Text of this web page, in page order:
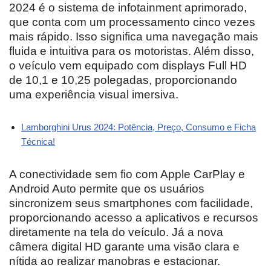
2024 é o sistema de infotainment aprimorado,
que conta com um processamento cinco vezes
mais rápido. Isso significa uma navegação mais
fluida e intuitiva para os motoristas. Além disso,
o veículo vem equipado com displays Full HD
de 10,1 e 10,25 polegadas, proporcionando
uma experiência visual imersiva.
Lamborghini Urus 2024: Potência, Preço, Consumo e Ficha
Técnica!
A conectividade sem fio com Apple CarPlay e
Android Auto permite que os usuários
sincronizem seus smartphones com facilidade,
proporcionando acesso a aplicativos e recursos
diretamente na tela do veículo. Já a nova
câmera digital HD garante uma visão clara e
nítida ao realizar manobras e estacionar.